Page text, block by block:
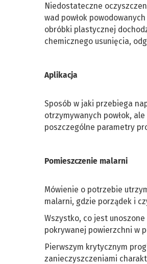
Niedostateczne
wad powłok
obróbki plastycznej
chemicznego usunięcia,
Aplikacja
Sposób w jaki przebiega
otrzymywanych powłok,
poszczególne parametry
Pomieszczenie malarni
Mówienie o potrzebie
malarni, gdzie porządek i
Wszystko, co jest
pokrywanej powierzchni w
Pierwszym krytycznym
zanieczyszczeniami